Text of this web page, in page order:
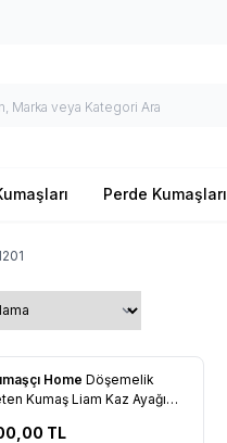
Perde Kumaşları
Ekle
Home Döşemelik
Kumaş Liam Kaz Ayağı
TL